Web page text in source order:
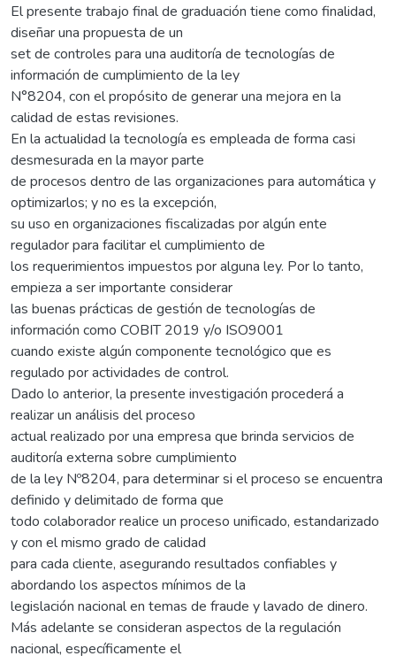
El presente trabajo final de graduación tiene como finalidad,
diseñar una propuesta de un
set de controles para una auditoría de tecnologías de
información de cumplimiento de la ley
N°8204, con el propósito de generar una mejora en la
calidad de estas revisiones.
En la actualidad la tecnología es empleada de forma casi
desmesurada en la mayor parte
de procesos dentro de las organizaciones para automática y
optimizarlos; y no es la excepción,
su uso en organizaciones fiscalizadas por algún ente
regulador para facilitar el cumplimiento de
los requerimientos impuestos por alguna ley. Por lo tanto,
empieza a ser importante considerar
las buenas prácticas de gestión de tecnologías de
información como COBIT 2019 y/o ISO9001
cuando existe algún componente tecnológico que es
regulado por actividades de control.
Dado lo anterior, la presente investigación procederá a
realizar un análisis del proceso
actual realizado por una empresa que brinda servicios de
auditoría externa sobre cumplimiento
de la ley Nº8204, para determinar si el proceso se encuentra
definido y delimitado de forma que
todo colaborador realice un proceso unificado, estandarizado
y con el mismo grado de calidad
para cada cliente, asegurando resultados confiables y
abordando los aspectos mínimos de la
legislación nacional en temas de fraude y lavado de dinero.
Más adelante se consideran aspectos de la regulación
nacional, específicamente el